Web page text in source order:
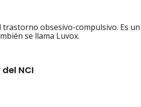
obsesivo-compulsivo. Es
se llama Luvox.
NCI